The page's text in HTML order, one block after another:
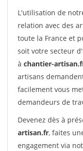
L'utilisation de
relation avec des
toute la France et
soit votre secteur
à chantier-
artisans
facilement vous
demandeurs de
Devenez dès à
artisan.fr, faites
engagement via